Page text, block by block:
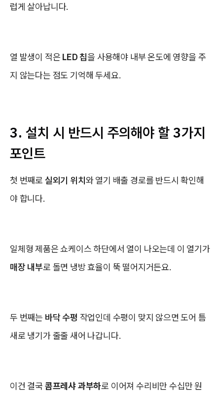
럽게 살아납니다.
열 발생이 적은 LED 칩을 사용해야 내부 온도에 영향을 주
지 않는다는 점도 기억해 두세요.
3. 설치 시 반드시 주의해야 할 3가지
포인트
첫 번째로 실외기 위치와 열기 배출 경로를 반드시 확인해
야 합니다.
일체형 제품은 쇼케이스 하단에서 열이 나오는데 이 열기가
매장 내부로 돌면 냉방 효율이 뚝 떨어지거든요.
두 번째는 바닥 수평 작업인데 수평이 맞지 않으면 도어 틈
새로 냉기가 줄줄 새어 나갑니다.
이건 결국 콤프레샤 과부하로 이어져 수리비만 수십만 원